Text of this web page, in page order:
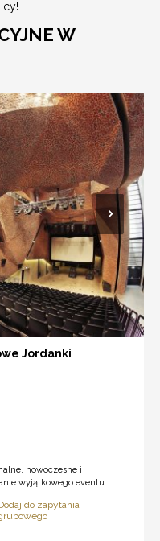
W
Jordanki
nowoczesne i
wyjątkowego eventu.